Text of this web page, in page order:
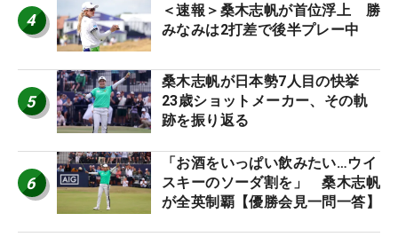
4
＜速報＞桑木志帆が首位浮上 勝
みなみは2打差で後半プレー中
5
桑木志帆が日本勢7人目の快挙
23歳ショットメーカー、その軌
跡を振り返る
6
「お酒をいっぱい飲みたい…ウイ
スキーのソーダ割を」 桑木志帆
が全英制覇【優勝会見一問一答】